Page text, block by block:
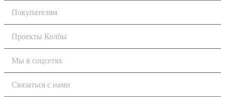
Покупателям
Проекты Колбы
Мы в соцсетях
Связаться с нами